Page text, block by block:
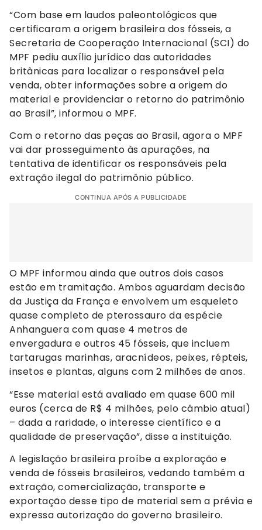
“Com base em laudos paleontológicos que
certificaram a origem brasileira dos fósseis, a
Secretaria de Cooperação Internacional (SCI) do
MPF pediu auxílio jurídico das autoridades
britânicas para localizar o responsável pela
venda, obter informações sobre a origem do
material e providenciar o retorno do patrimônio
ao Brasil”, informou o MPF.
Com o retorno das peças ao Brasil, agora o MPF
vai dar prosseguimento às apurações, na
tentativa de identificar os responsáveis pela
extração ilegal do patrimônio público.
CONTINUA APÓS A PUBLICIDADE
O MPF informou ainda que outros dois casos
estão em tramitação. Ambos aguardam decisão
da Justiça da França e envolvem um esqueleto
quase completo de pterossauro da espécie
Anhanguera com quase 4 metros de
envergadura e outros 45 fósseis, que incluem
tartarugas marinhas, aracnídeos, peixes, répteis,
insetos e plantas, alguns com 2 milhões de anos.
“Esse material está avaliado em quase 600 mil
euros (cerca de R$ 4 milhões, pelo câmbio atual)
– dada a raridade, o interesse científico e a
qualidade de preservação”, disse a instituição.
A legislação brasileira proíbe a exploração e
venda de fósseis brasileiros, vedando também a
extração, comercialização, transporte e
exportação desse tipo de material sem a prévia e
expressa autorização do governo brasileiro.